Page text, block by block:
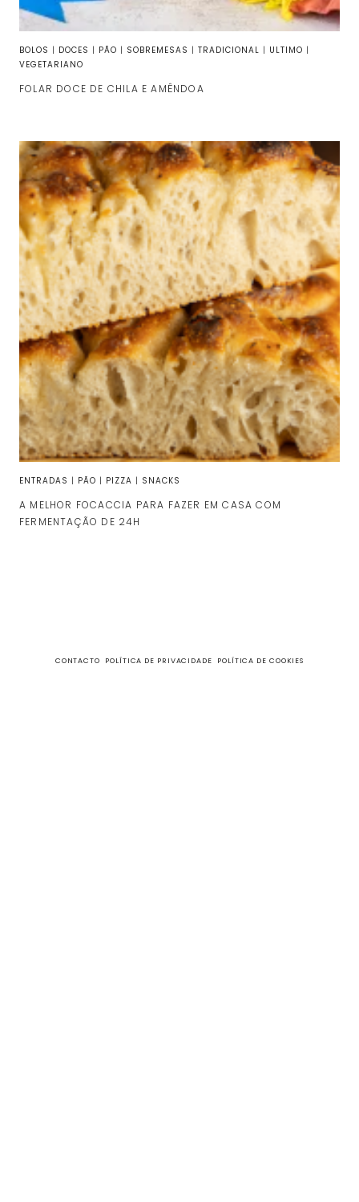
BOLOS | DOCES | PÃO | SOBREMESAS | TRADICIONAL | ULTIMO |
VEGETARIANO
FOLAR DOCE DE CHILA E AMÊNDOA
ENTRADAS | PÃO | PIZZA | SNACKS
A MELHOR FOCACCIA PARA FAZER EM CASA COM
FERMENTAÇÃO DE 24H
CONTACTO POLÍTICA DE PRIVACIDADE POLÍTICA DE COOKIES